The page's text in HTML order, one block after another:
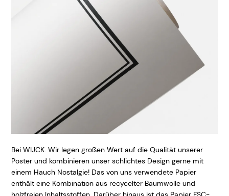
Bei WIJCK. Wir legen großen Wert auf die Qualität unserer
Poster und kombinieren unser schlichtes Design gerne mit
einem Hauch Nostalgie! Das von uns verwendete Papier
enthält eine Kombination aus recycelter Baumwolle und